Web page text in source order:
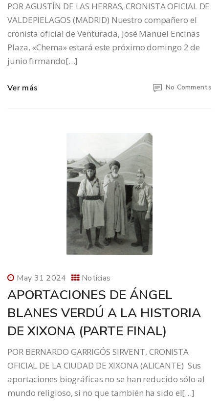
POR AGUSTÍN DE LAS HERRAS, CRONISTA OFICIAL DE
VALDEPIELAGOS (MADRID) Nuestro compañero el
cronista oficial de Venturada, José Manuel Encinas
Plaza, «Chema» estará este próximo domingo 2 de
junio firmando[…]
Ver más No Comments
May 31 2024 Noticias
APORTACIONES DE ÁNGEL
BLANES VERDÚ A LA HISTORIA
DE XIXONA (PARTE FINAL)
POR BERNARDO GARRIGÓS SIRVENT, CRONISTA
OFICIAL DE LA CIUDAD DE XIXONA (ALICANTE) Sus
aportaciones biográficas no se han reducido sólo al
mundo religioso, si no que también ha sido el[…]